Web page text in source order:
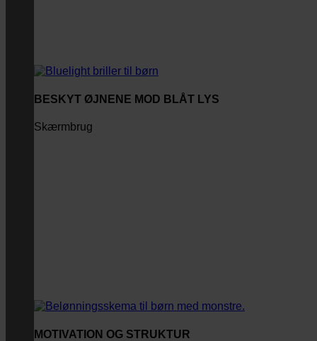
BESKYT ØJNENE MOD BLÅT LYS
Skærmbrug
MOTIVATION OG STRUKTUR